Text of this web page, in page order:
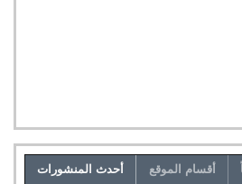
أحدث المنشورات أقسام الموقع